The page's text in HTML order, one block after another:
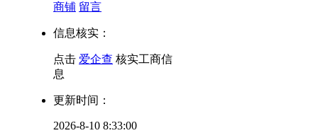
商铺 留言
信息核实：
点击 爱企查 核实工商信
息
更新时间：
2026-8-10 8:33:00